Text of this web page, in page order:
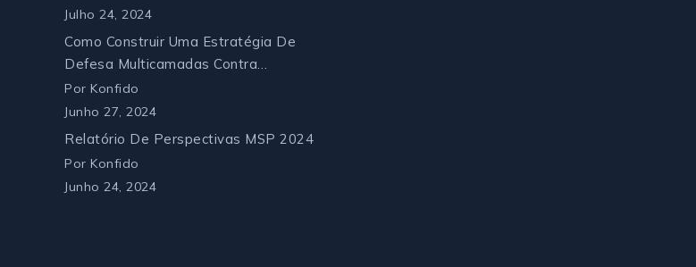
Julho 24, 2024
Como Construir Uma Estratégia De
Defesa Multicamadas Contra
Ransomware
Por Konfido
Junho 27, 2024
Relatório De Perspectivas MSP 2024
Por Konfido
Junho 24, 2024